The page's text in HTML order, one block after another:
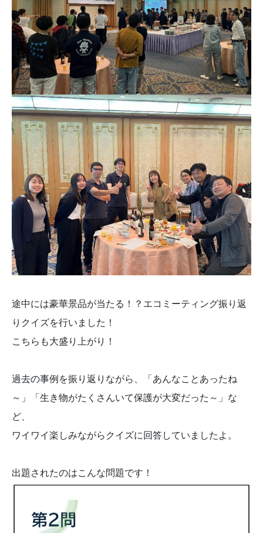
途中には豪華景品が当たる！？エコミーティング振り返
りクイズを行いました！
こちらも大盛り上がり！
過去の事例を振り返りながら、「あんなことあったね
～」「生き物がたくさんいて保護が大変だった～」な
ど、
ワイワイ楽しみながらクイズに回答していましたよ。
出題されたのはこんな問題です！